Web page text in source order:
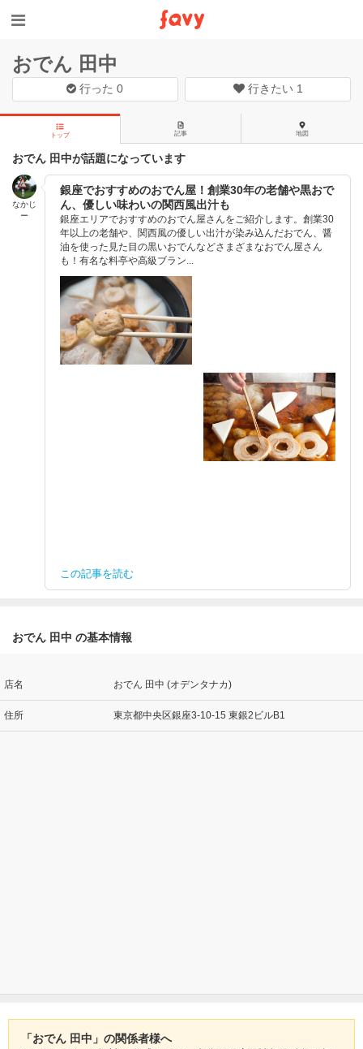
おでん 田中
行った0 行きたい 1
トップ 記事 地図
おでん 田中が話題になっています
なかじ
ー
銀座でおすすめのおでん屋！創業30年の老舗や黒おで
ん、優しい味わいの関西風出汁も
銀座エリアでおすすめのおでん屋さんをご紹介します。創業30
年以上の老舗や、関西風の優しい出汁が染み込んだおでん、醤
油を使った見た目の黒いおでんなどさまざまなおでん屋さん
も！有名な料亭や高級ブラン...
この記事を読む
おでん 田中 の基本情報
店名 おでん 田中 (オデンタナカ)
住所 東京都中央区銀座3-10-15 東銀2ビルB1
「おでん 田中」の関係者様へ